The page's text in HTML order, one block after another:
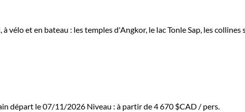
vélo et en bateau : les temples d'Angkor, le lac Tonle Sap, les
départ le 07/11/2026 Niveau : à partir de4 670 $CAD / pers.